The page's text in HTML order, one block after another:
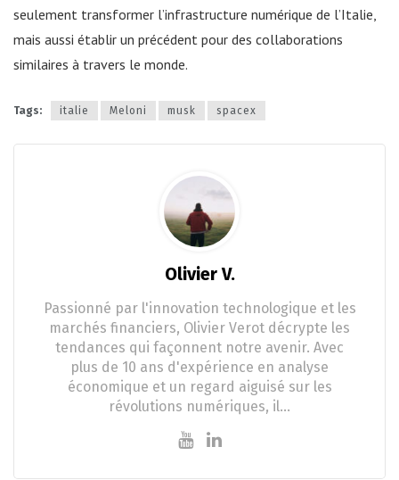
seulement transformer l’infrastructure numérique de l’Italie,
mais aussi établir un précédent pour des collaborations
similaires à travers le monde.
Tags: italie Meloni musk spacex
Olivier V.
Passionné par l'innovation technologique et les
marchés financiers, Olivier Verot décrypte les
tendances qui façonnent notre avenir. Avec
plus de 10 ans d'expérience en analyse
économique et un regard aiguisé sur les
révolutions numériques, il…